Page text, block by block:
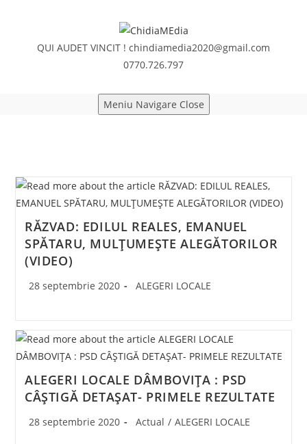
QUI AUDET VINCIT ! chindiamedia2020@gmail.com
0770.726.797
Meniu Navigare Close
RĂZVAD: EDILUL REALES, EMANUEL
SPĂTARU, MULȚUMEȘTE ALEGĂTORILOR
(VIDEO)
Post
28 septembrie 2020
Post
ALEGERI LOCALE
ALEGERI LOCALE DÂMBOVIȚA : PSD
CÂȘTIGĂ DETAȘAT- PRIMELE REZULTATE
Post
28 septembrie 2020
Post
Actual / ALEGERI LOCALE